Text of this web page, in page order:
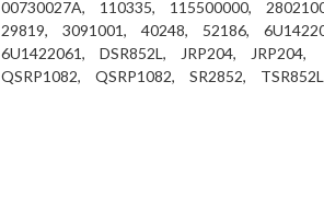
00730027A,
110335, 115500000,
29819,
3091001, 40248, 52186,
6U1422061,
DSR852L, JRP204,
JRP204,
QSRP1082,
QSRP1082, SR2852,